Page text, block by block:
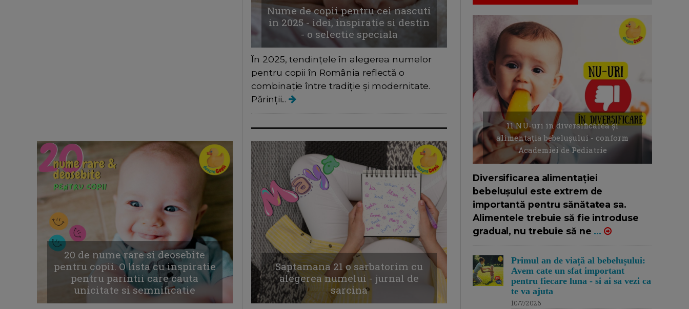
Nume de copii pentru cei nascuti
in 2025 - idei, inspiratie si destin
- o selectie speciala
În 2025, tendințele în alegerea numelor
pentru copii în România reflectă o
combinație între tradiție și modernitate.
Părinții...
20 de nume rare si deosebite
pentru copii. O lista cu inspiratie
pentru parintii care cauta
unicitate si semnificatie
Saptamana 21 o sarbatorim cu
alegerea numelui - jurnal de
sarcina
11 NU-uri in diversificarea și
alimentația bebelușului - conform
Academiei de Pediatrie
Diversificarea alimentației
bebelușului este extrem de
importantă pentru sănătatea sa.
Alimentele trebuie să fie introduse
gradual, nu trebuie să ne ...
Primul an de viață al bebelușului:
Avem cate un sfat important
pentru fiecare luna - si ai sa vezi ca
te va ajuta
10/7/2026